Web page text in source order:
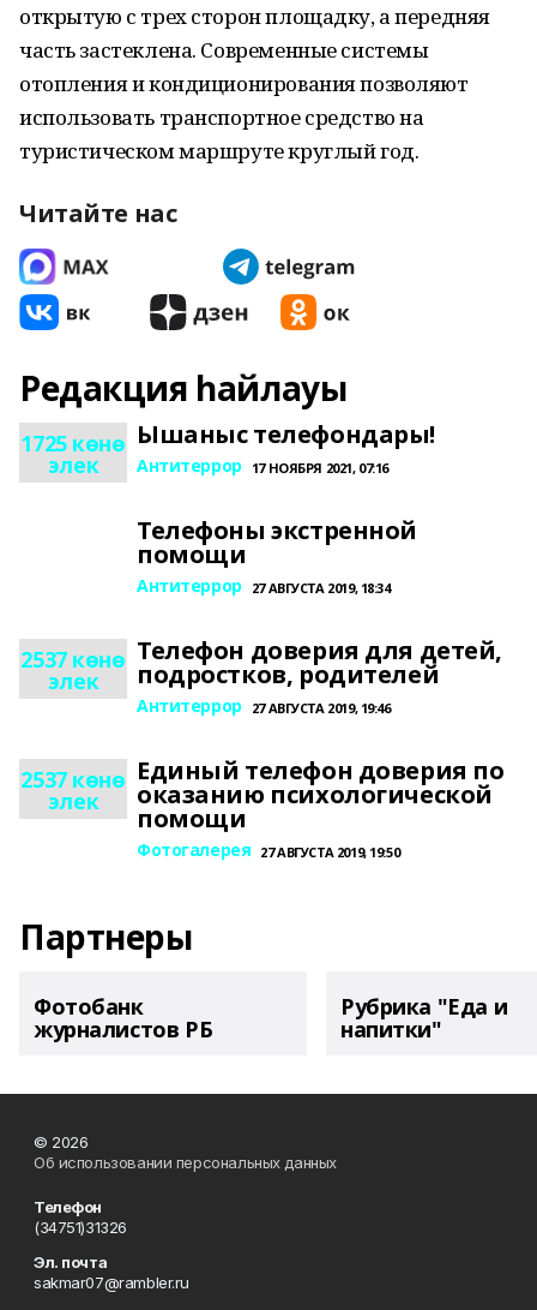
открытую с трех сторон площадку, а передняя
часть застеклена. Современные системы
отопления и кондиционирования позволяют
использовать транспортное средство на
туристическом маршруте круглый год.
Читайте нас
Редакция һайлауы
1725 көнө
элек
Ышаныс телефондары!
Антитеррор 17 НОЯБРЯ 2021, 07:16
Телефоны экстренной
помощи
Антитеррор 27 АВГУСТА 2019, 18:34
2537 көнө
элек
Телефон доверия для детей,
подростков, родителей
Антитеррор 27 АВГУСТА 2019, 19:46
2537 көнө
элек
Единый телефон доверия по
оказанию психологической
помощи
Фотогалерея 27 АВГУСТА 2019, 19:50
Партнеры
Фотобанк
журналистов РБ
Рубрика "Еда и
напитки"
© 2026
Об использовании персональных данных
Телефон
(34751)31326
Эл. почта
sakmar07@rambler.ru